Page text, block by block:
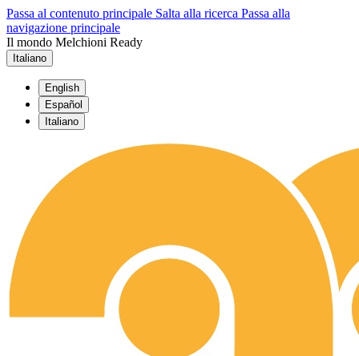
Passa al contenuto principale Salta alla ricerca Passa alla
navigazione principale
Il mondo Melchioni Ready
Italiano
English
Español
Italiano